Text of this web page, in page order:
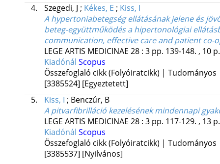
4.
Szegedi, J ; Kékes, E ; Kiss, I
A hypertoniabetegség ellátásának jelene és
beteg-együttműködés a hipertonológiai
communication, effective care and patient
LEGE ARTIS MEDICINAE 28: 3 pp. 139-148. , 10
Kiadónál Scopus
Összefoglaló cikk (Folyóiratcikk) | Tudományos
[3385524] [Egyeztetett]
5.
Kiss, I ; Benczúr, B
A pitvarfibrilláció kezelésének mindennapi
LEGE ARTIS MEDICINAE 28: 3 pp. 117-129. , 13
Kiadónál Scopus
Összefoglaló cikk (Folyóiratcikk) | Tudományos
[3385537] [Nyilvános]